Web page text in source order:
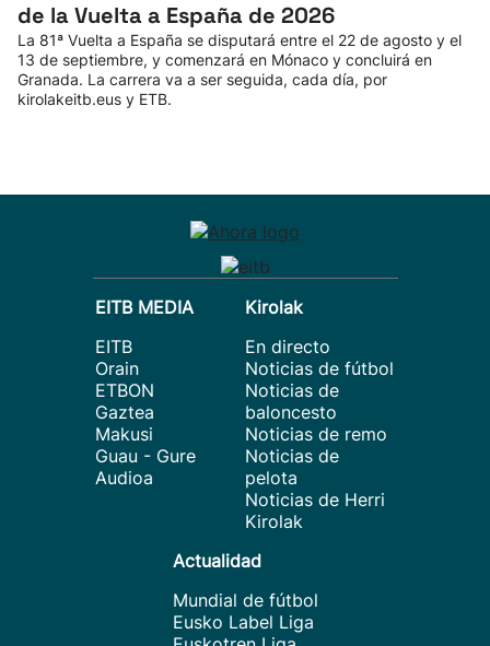
de la Vuelta a España de 2026
La 81ª Vuelta a España se disputará entre el 22 de agosto y el
13 de septiembre, y comenzará en Mónaco y concluirá en
Granada. La carrera va a ser seguida, cada día, por
kirolakeitb.eus y ETB.
EITB MEDIA
EITB
Orain
ETBON
Gaztea
Makusi
Guau - Gure
Audioa
Kirolak
En directo
Noticias de fútbol
Noticias de
baloncesto
Noticias de remo
Noticias de
pelota
Noticias de Herri
Kirolak
Actualidad
Mundial de fútbol
Eusko Label Liga